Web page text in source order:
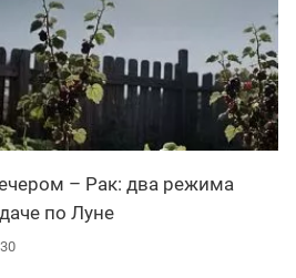
– Рак: два режима
по Луне